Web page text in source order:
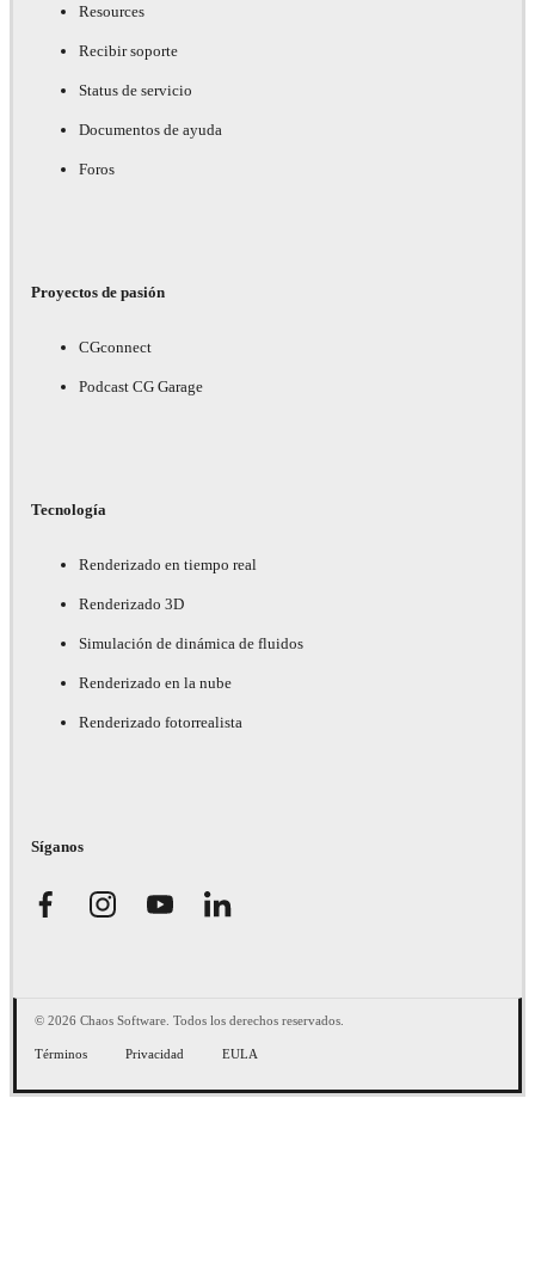
Resources
Recibir soporte
Status de servicio
Documentos de ayuda
Foros
Proyectos de pasión
CGconnect
Podcast CG Garage
Tecnología
Renderizado en tiempo real
Renderizado 3D
Simulación de dinámica de fluidos
Renderizado en la nube
Renderizado fotorrealista
Síganos
© 2026 Chaos Software. Todos los derechos reservados.
Términos Privacidad EULA